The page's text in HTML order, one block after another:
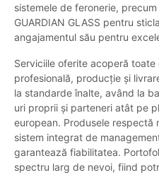
sistemele de feronerie, precum
GUARDIAN GLASS pentru
angajamentul său pentru
Serviciile oferite acoperă
profesională, producție și
la standarde înalte, având la
uri proprii și parteneri atât pe
european. Produsele respectă
sistem integrat de
garantează fiabilitatea.
spectru larg de nevoi, fiind